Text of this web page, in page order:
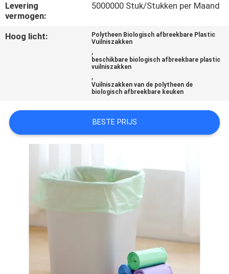
VERZOEK
OM
EEN
PRIVACY
POLICY
Levering
vermogen:
5000000 Stuk/Stukken per Maand
Hoog licht:
Polytheen Biologisch afbreekbare Plastic
Vuilniszakken
,
beschikbare biologisch afbreekbare plastic
vuilniszakken
,
Vuilniszakken van de polytheen de
biologisch afbreekbare keuken
BESTE PRIJS